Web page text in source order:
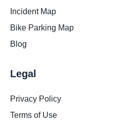
Incident Map
Bike Parking Map
Blog
Legal
Privacy Policy
Terms of Use